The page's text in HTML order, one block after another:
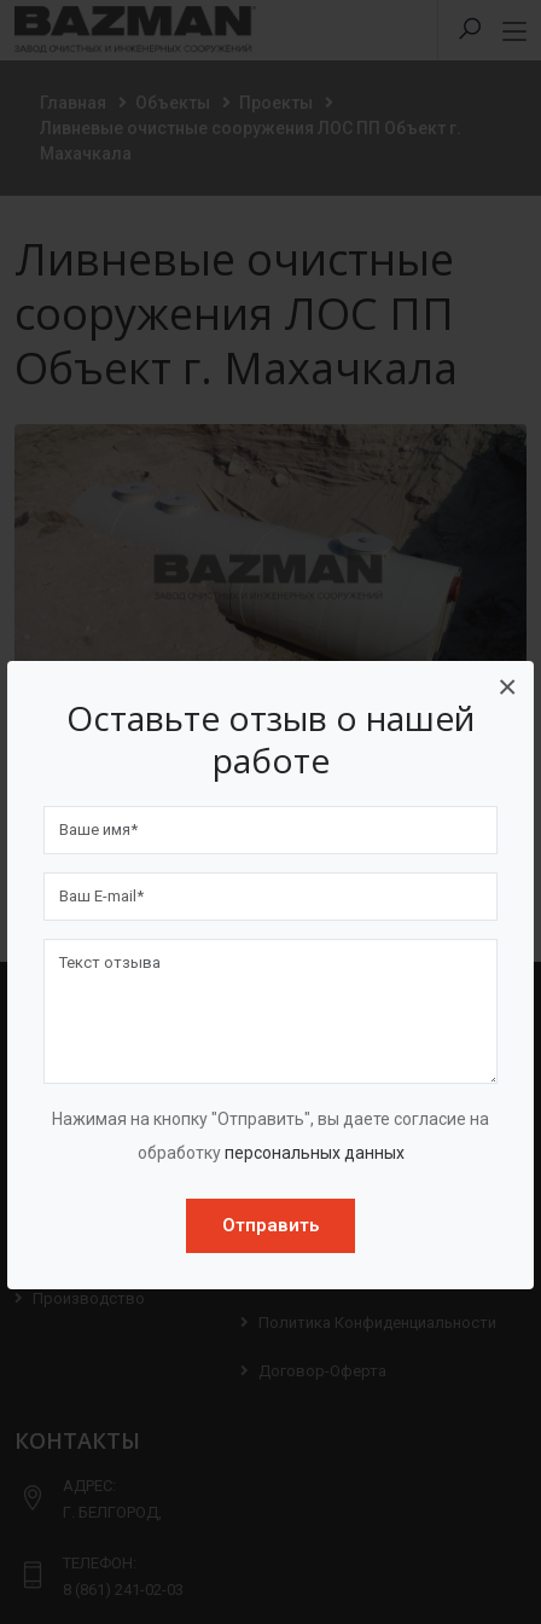
Оставьте отзыв о нашей
работе
Нажимая на кнопку "Отправить", вы даете согласие на
обработкуперсональных данных
Отправить
×
Главная Объекты
Проекты
Ливневые очистные сооружения ЛОС ПП Объект г.
Махачкала
Ливневые очистные
сооружения ЛОС ПП
Объект г. Махачкала
ВОЗВРАТ К СПИСКУ
О Компании
О Группе
Производство
Оборудование
Услуги
Опросные Листы
Политика Конфиденциальности
Договор-Оферта
КОНТАКТЫ
АДРЕС:
Г. БЕЛГОРОД,
ТЕЛЕФОН:
8 (861) 241-02-03